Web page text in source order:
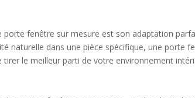
porte fenêtre sur mesure est son adaptation
naturelle dans une pièce spécifique, une porte
tirer le meilleur parti de votre environnement